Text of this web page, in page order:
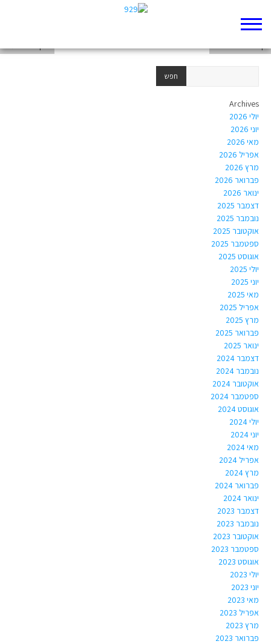
Archives
יולי 2026
יוני 2026
מאי 2026
אפריל 2026
מרץ 2026
פברואר 2026
ינואר 2026
דצמבר 2025
נובמבר 2025
אוקטובר 2025
ספטמבר 2025
אוגוסט 2025
יולי 2025
יוני 2025
מאי 2025
אפריל 2025
מרץ 2025
פברואר 2025
ינואר 2025
דצמבר 2024
נובמבר 2024
אוקטובר 2024
ספטמבר 2024
אוגוסט 2024
יולי 2024
יוני 2024
מאי 2024
אפריל 2024
מרץ 2024
פברואר 2024
ינואר 2024
דצמבר 2023
נובמבר 2023
אוקטובר 2023
ספטמבר 2023
אוגוסט 2023
יולי 2023
יוני 2023
מאי 2023
אפריל 2023
מרץ 2023
פברואר 2023